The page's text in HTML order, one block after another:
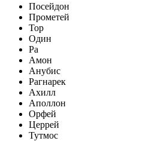
Посейдон
Прометей
Тор
Один
Ра
Амон
Анубис
Рагнарек
Ахилл
Аполлон
Орфей
Церрей
Тутмос